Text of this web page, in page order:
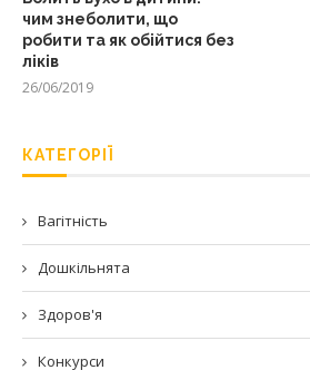
чим знеболити, що
робити та як обійтися без
ліків
26/06/2019
КАТЕГОРІЇ
Вагітність
Дошкільнята
Здоров'я
Конкурси